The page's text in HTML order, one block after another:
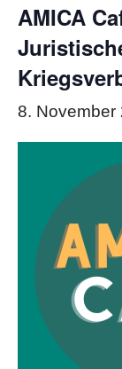
AMICA
8. November